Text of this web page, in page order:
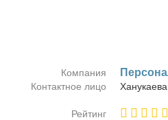
Компания
Контактное лицо
Рейтинг